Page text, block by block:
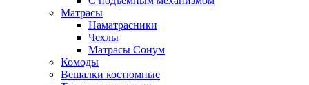
Матрасы
Наматрасники
Чехлы
Матрасы Сонум
Комоды
Вешалки костюмные